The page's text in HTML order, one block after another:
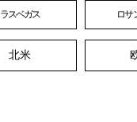
ラスベガス ロサ
北米